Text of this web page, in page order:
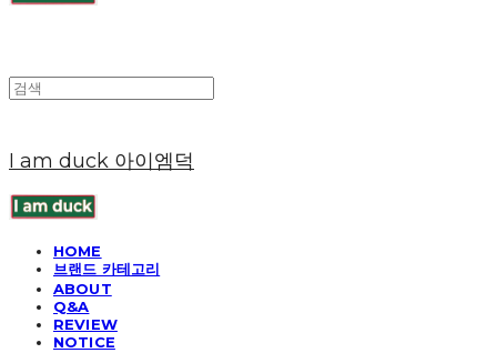
I am duck 아이엠덕
HOME
브랜드 카테고리
ABOUT
Q&A
REVIEW
NOTICE